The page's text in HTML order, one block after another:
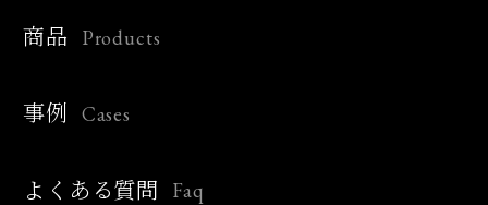
商品 Products
事例 Cases
よくある質問 Faq